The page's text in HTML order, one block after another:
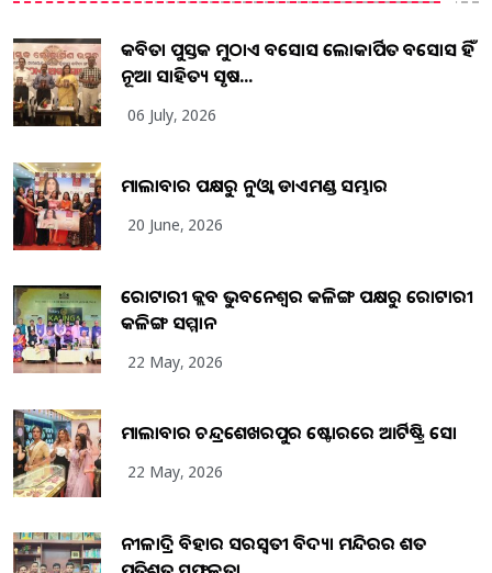
କବିତା ପୁସ୍ତକ ମୁଠାଏ ଅବସୋସ ଲୋକାର୍ପିତ ଅବସୋସ ହିଁ
ନୂଆ ସାହିତ୍ୟ ସୃଷ...
06 July, 2026
ମାଲାବାର ପକ୍ଷରୁ ନୁଓ୍ବା ଡାଏମଣ୍ଡ ସମ୍ଭାର
20 June, 2026
ରୋଟାରୀ କ୍ଲବ ଭୁବନେଶ୍ୱର କଳିଙ୍ଗ ପକ୍ଷରୁ ରୋଟାରୀ
କଳିଙ୍ଗ ସମ୍ମାନ
22 May, 2026
ମାଲାବାର ଚନ୍ଦ୍ରଶେଖରପୁର ଷ୍ଟୋରରେ ଆର୍ଟିଷ୍ଟ୍ରି ସୋ
22 May, 2026
ନୀଳାଦ୍ରି ବିହାର ସରସ୍ୱତୀ ବିଦ୍ୟା ମନ୍ଦିରର ଶତ